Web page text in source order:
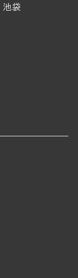
池袋